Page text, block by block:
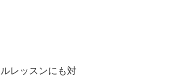
レッスンにも対